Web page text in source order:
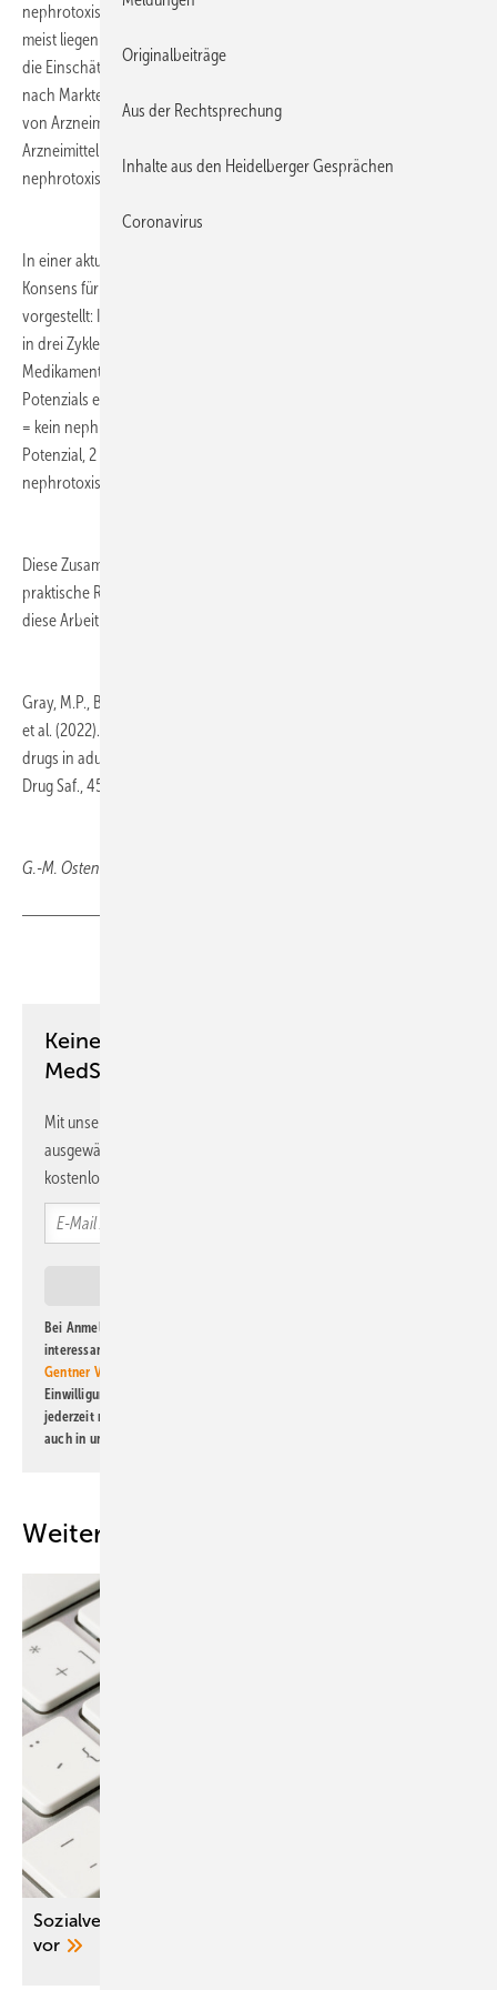
nephrotoxischen Potenzials von Medikamenten ist jedoch schwierig;
meist liegen nur begrenzte Daten aus kontrollierten Studien vor und
die Einschätzung der Nephrotoxizität ist von der Pharmakovigilanz
nach Markteinführung abhängig. Einige Studien verwenden Listen
von Arzneimitteln mit einer Länge von 10 bis 100 nephrotoxischen
Arzneimitteln und die Klassifikation erfolgt zumeist binär in
nephrotoxisch oder nicht-nephrotoxisch.
In einer aktuellen Arbeit von Gray et al. wurde nun ein Experten-
Konsens für das nephrotoxische Potenzial von 167 Medikamenten
vorgestellt: Insgesamt 24 Kliniker haben sich mit der Delphi-Methode
in drei Zyklen über eine Liste von intensivmedizinisch relevanten
Medikamenten abgestimmt. Die Abschätzung des nephrotoxischen
Potenzials erfolgte dabei nicht binär, sondern anhand eines Scores: 0
= kein nephrotoxisches Potenzial, 1 = mögliches nephrotoxisches
Potenzial, 2 = wahrscheinliches nephrotoxisches Potenzial, 3 = sicher
nephrotoxisches Potenzial.
Diese Zusammenstellung bietet keinen „Goldstandard“, aber eine
praktische Referenz für den klinischen Alltag, kommentierte Enghard
diese Arbeit.
Gray, M.P., Barreto, E.F., Schreier, D.J., Kellum, J.A., Suh, K., Kashani, K.B.
et al. (2022). Consensus obtained for the nephrotoxic potential of 167
drugs in adult critically Ill patients using a modified Delphi method.
Drug Saf., 45, 389–398
G.-M. Ostendorf, Wiesbaden
Keine Zeit? Kein Problem mit dem
MedSach Newsletter!
Mit unserem Newsletter erhalten Sie regelmäßig von uns
ausgewählte Informationen und Neuigkeiten, gebündelt und
kostenlos direkt ins Postfach.
Bei Anmeldung zu diesem Newsletter bin ich damit einverstanden, über
interessante Verlags- und Online-Angebote
Gentner Verlag GmbH & Co. KG
Einwilligung kann ich jederzeit widerrufen und eine Abmeldung ist
jederzeit möglich. Informationen zum Umgang mit Daten finden Sie
auch in unserer
Weitere Inhalte
Sozialversicherung legt Digital-Positionspapier
vor
Originalbeiträge
Aus der Rechtsprechung
Inhalte aus den Heidelberger Gesprächen
Coronavirus